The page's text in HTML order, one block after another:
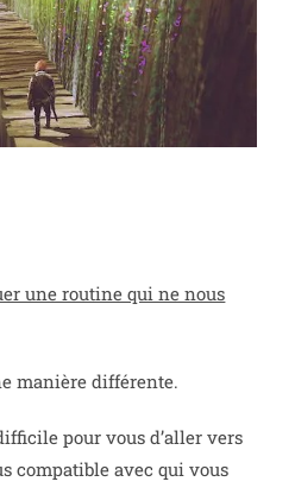
une routine qui ne nous
manière différente.
pour vous d’aller vers
compatible avec qui vous